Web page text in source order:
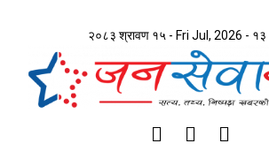
२०८३ श्रावण १५ - Fri Jul, 2026 - १३